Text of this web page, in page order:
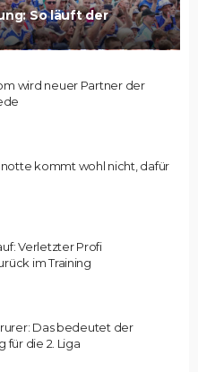
So läuft der
wird neuer Partner der
kommt wohl nicht, dafür
Verletzter Profi
im Training
Das bedeutet der
für die 2. Liga